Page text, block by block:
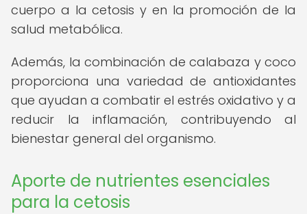
cuerpo a la cetosis y en la promoción de la
salud metabólica.
Además, la combinación de calabaza y coco
proporciona una variedad de antioxidantes
que ayudan a combatir el estrés oxidativo y a
reducir la inflamación, contribuyendo al
bienestar general del organismo.
Aporte de nutrientes esenciales
para la cetosis